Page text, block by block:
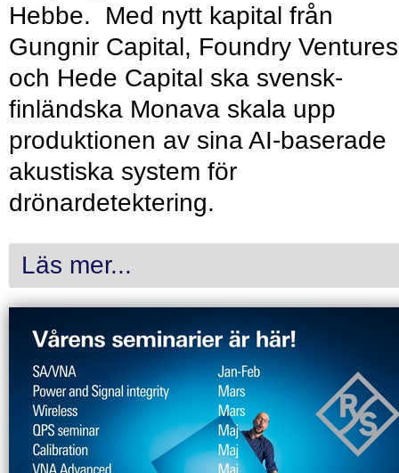
Hebbe. Med nytt kapital från
Gungnir Capital, Foundry Ventures
och Hede Capital ska svensk-
finländska Monava skala upp
produktionen av sina AI-baserade
akustiska system för
drönardetektering.
Läs mer...